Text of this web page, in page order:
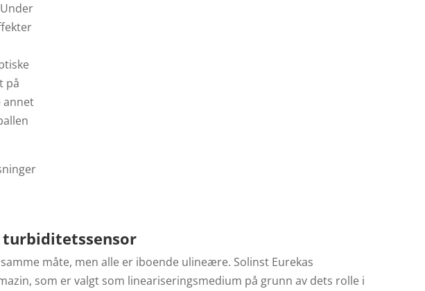
på
annet
turbiditetssensor
måte, men alle er iboende ulineære. Solinst Eurekas
som er valgt som lineariseringsmedium på grunn av dets rolle i